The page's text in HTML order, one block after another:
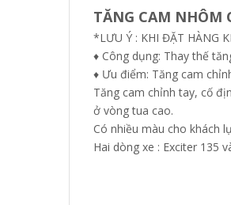
TĂNG CAM NHÔM
*LƯU Ý : KHI ĐẶT HÀNG
♦ Công dụng: Thay thế
♦ Ưu điểm: Tăng cam
Tăng cam chỉnh tay, cố
ở vòng tua cao.
Có nhiều màu cho khách
Hai dòng xe : Exciter 135